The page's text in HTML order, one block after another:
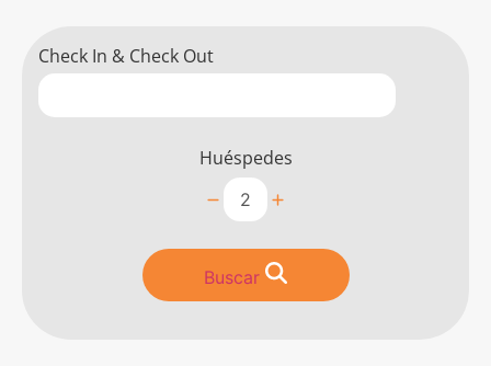
Check In & Check Out
Huéspedes
Buscar